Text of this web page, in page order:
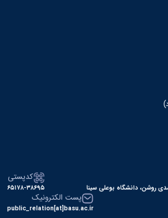
روشن، دانشگاه بوعلی سینا
کدپستی
۶۵۱۷۸-۳۸۶۹۵
پست الکترونیک
public_relation[at]basu.ac.ir